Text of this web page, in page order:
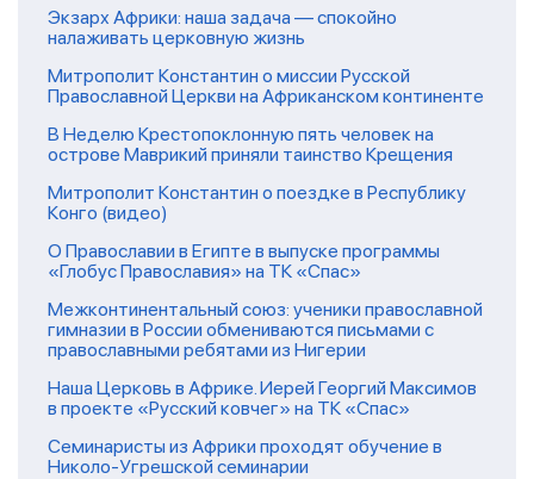
Экзарх Африки: наша задача — спокойно
налаживать церковную жизнь
Митрополит Константин о миссии Русской
Православной Церкви на Африканском континенте
В Неделю Крестопоклонную пять человек на
острове Маврикий приняли таинство Крещения
Митрополит Константин о поездке в Республику
Конго (видео)
О Православии в Египте в выпуске программы
«Глобус Православия» на ТК «Спас»
Межконтинентальный союз: ученики православной
гимназии в России обмениваются письмами с
православными ребятами из Нигерии
Наша Церковь в Африке. Иерей Георгий Максимов
в проекте «Русский ковчег» на ТК «Спас»
Семинаристы из Африки проходят обучение в
Николо-Угрешской семинарии